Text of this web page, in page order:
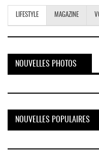
LIFESTYLE MAGAZINE
NOUVELLES PHOTOS
NOUVELLES POPULAIRES